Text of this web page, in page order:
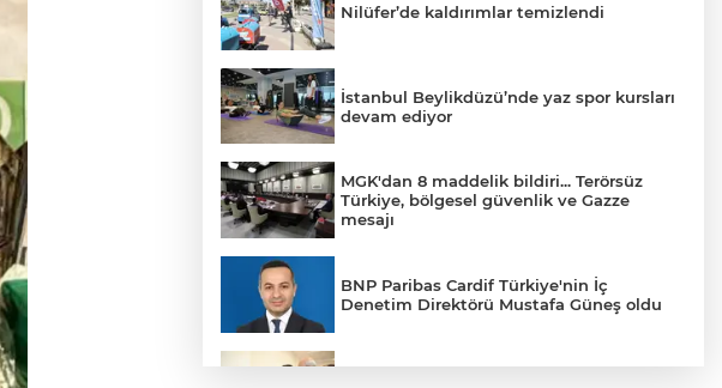
Nilüfer’de kaldırımlar temizlendi
İstanbul Beylikdüzü’nde yaz spor kursları
devam ediyor
MGK'dan 8 maddelik bildiri... Terörsüz
Türkiye, bölgesel güvenlik ve Gazze
mesajı
BNP Paribas Cardif Türkiye'nin İç
Denetim Direktörü Mustafa Güneş oldu